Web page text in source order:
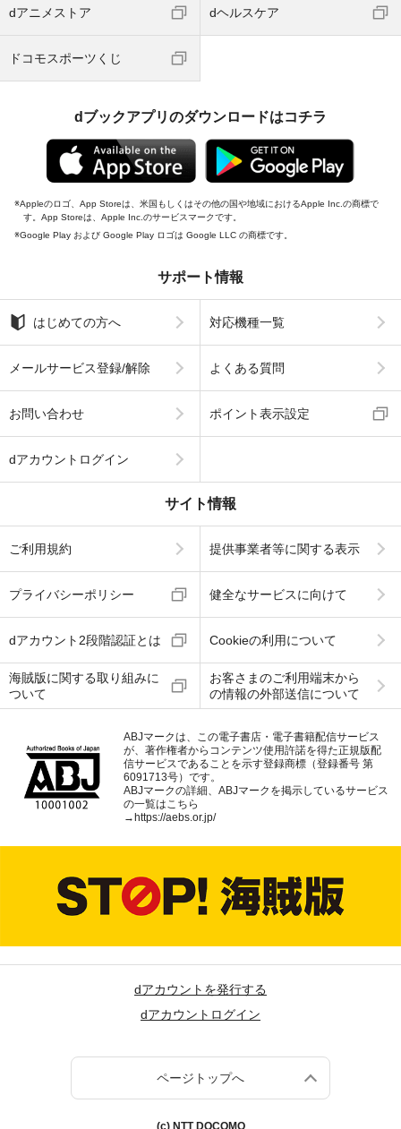
dアニメストア dヘルスケア
ドコモスポーツくじ
dブックアプリのダウンロードはコチラ
Appleのロゴ、App Storeは、米国もしくはその他の国や地域におけるApple Inc.の商標で
す。App Storeは、Apple Inc.のサービスマークです。
Google Play および Google Play ロゴは Google LLC の商標です。
サポート情報
はじめての方へ 対応機種一覧
メールサービス登録/解除 よくある質問
お問い合わせ ポイント表示設定
dアカウントログイン
サイト情報
ご利用規約 提供事業者等に関する表示
プライバシーポリシー 健全なサービスに向けて
dアカウント2段階認証とは Cookieの利用について
海賊版に関する取り組みに
ついて
お客さまのご利用端末から
の情報の外部送信について
ABJマークは、この電子書店・電子書籍配信サービス
が、著作権者からコンテンツ使用許諾を得た正規版配
信サービスであることを示す登録商標（登録番号 第
6091713号）です。
ABJマークの詳細、ABJマークを掲示しているサービス
の一覧はこちら
→ https://aebs.or.jp/
dアカウントを発行する
dアカウントログイン
ページトップへ
(c) NTT DOCOMO